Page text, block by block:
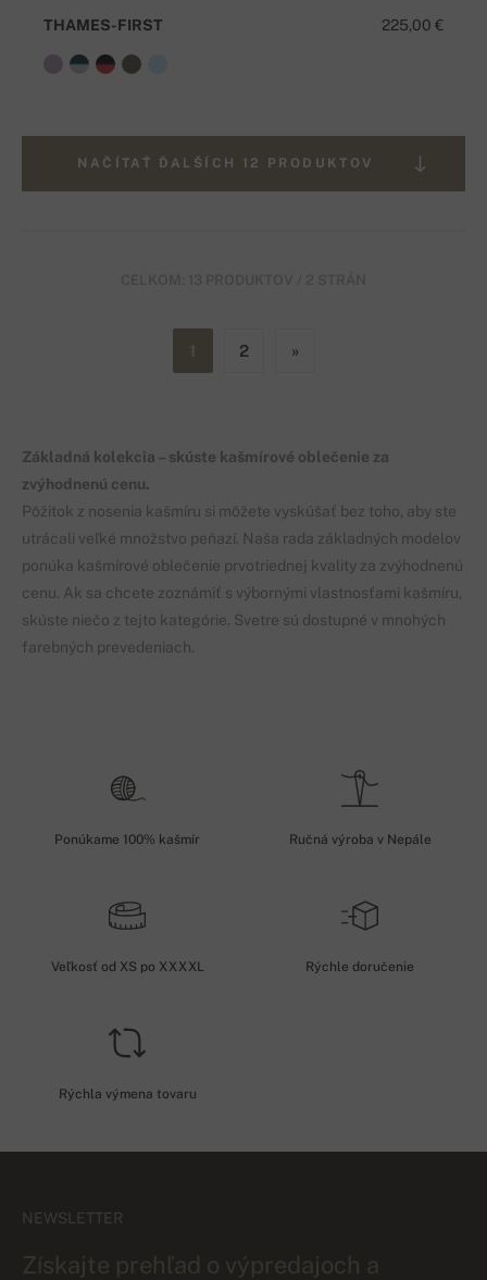
225,00 €
THAMES-FIRST
NAČÍTAŤ ĎALŠÍCH 12 PRODUKTOV
2 »
Základná kolekcia – skúste kašmírové oblečenie za
zvýhodnenú cenu.
Pôžitok z nosenia kašmíru si môžete vyskúšať bez toho, aby ste
utrácali veľké množstvo peňazí. Naša rada základných modelov
ponúka kašmírové oblečenie prvotriednej kvality za zvýhodnenú
cenu. Ak sa chcete zoznámiť s výbornými vlastnosťami kašmíru,
skúste niečo z tejto kategórie. Svetre sú dostupné v mnohých
farebných prevedeniach.
Ponúkame 100% kašmír Ručná výroba v Nepále
Veľkosť od XS po XXXXL Rýchle doručenie
Rýchla výmena tovaru
NEWSLETTER
Získajte prehľad o výpredajoch a